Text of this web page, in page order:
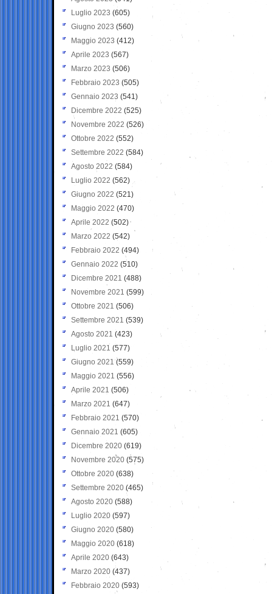
Luglio 2023 (605)
Giugno 2023 (560)
Maggio 2023 (412)
Aprile 2023 (567)
Marzo 2023 (506)
Febbraio 2023 (505)
Gennaio 2023 (541)
Dicembre 2022 (525)
Novembre 2022 (526)
Ottobre 2022 (552)
Settembre 2022 (584)
Agosto 2022 (584)
Luglio 2022 (562)
Giugno 2022 (521)
Maggio 2022 (470)
Aprile 2022 (502)
Marzo 2022 (542)
Febbraio 2022 (494)
Gennaio 2022 (510)
Dicembre 2021 (488)
Novembre 2021 (599)
Ottobre 2021 (506)
Settembre 2021 (539)
Agosto 2021 (423)
Luglio 2021 (577)
Giugno 2021(559)
Maggio 2021 (556)
Aprile 2021 (506)
Marzo 2021 (647)
Febbraio 2021 (570)
Gennaio 2021 (605)
Dicembre 2020 (619)
Novembre 2020 (575)
Ottobre 2020 (638)
Settembre 2020(465)
Agosto 2020 (588)
Luglio 2020 (597)
Giugno 2020 (580)
Maggio 2020 (618)
Aprile 2020 (643)
Marzo 2020 (437)
Febbraio 2020 (593)